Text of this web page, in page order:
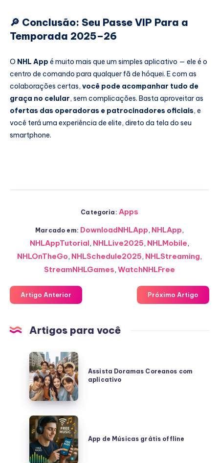
🔎 Conclusão: Seu Passe VIP Para a
Temporada 2025–26
O NHL App é muito mais que um simples aplicativo — ele é o
centro de comando para qualquer fã de hóquei. E com as
colaborações certas, você pode acompanhar tudo de
graça no celular, sem complicações. Basta aproveitar as
ofertas das operadoras e patrocinadores oficiais, e
você terá uma experiência de elite, direto da tela do seu
smartphone.
Categoria: Apps
Marcado em: DownloadNHLApp, NHLApp,
NHLAppTutorial, NHLLive2025, NHLMobile,
NHLOnTheGo, NHLSchedule2025, NHLStreaming,
StreamNHLGames, WatchNHLFree
Artigo Anterior Próximo Artigo
Artigos para você
Assista
Doramas
Coreanos
com
aplicativo
Assista Doramas Coreanos com
aplicativo
App
de
Músicas
grátis
App de Músicas grátis offline